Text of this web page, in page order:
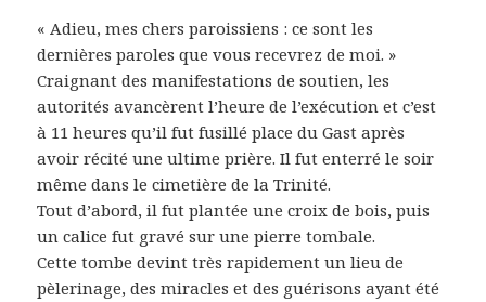
« Adieu, mes chers paroissiens : ce sont les
dernières paroles que vous recevrez de moi. »
Craignant des manifestations de soutien, les
autorités avancèrent l’heure de l’exécution et c’est
à 11 heures qu’il fut fusillé place du Gast après
avoir récité une ultime prière. Il fut enterré le soir
même dans le cimetière de la Trinité.
Tout d’abord, il fut plantée une croix de bois, puis
un calice fut gravé sur une pierre tombale.
Cette tombe devint très rapidement un lieu de
pèlerinage, des miracles et des guérisons ayant été